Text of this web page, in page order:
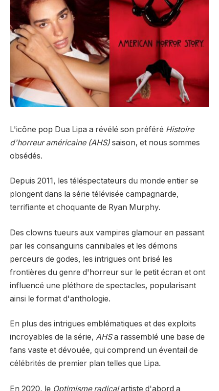
L'icône pop Dua Lipa a révélé son préféré Histoire
d'horreur américaine (AHS) saison, et nous sommes
obsédés.
Depuis 2011, les téléspectateurs du monde entier se
plongent dans la série télévisée campagnarde,
terrifiante et choquante de Ryan Murphy.
Des clowns tueurs aux vampires glamour en passant
par les consanguins cannibales et les démons
perceurs de godes, les intrigues ont brisé les
frontières du genre d'horreur sur le petit écran et ont
influencé une pléthore de spectacles, popularisant
ainsi le format d'anthologie.
En plus des intrigues emblématiques et des exploits
incroyables de la série, AHSa rassemblé une base de
fans vaste et dévouée, qui comprend un éventail de
célébrités de premier plan telles que Lipa.
En 2020, le Optimisme radicalartiste d'abord a